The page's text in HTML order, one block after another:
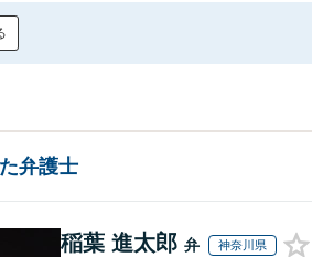
弁護士
稲葉 進太郎 弁
神奈川県